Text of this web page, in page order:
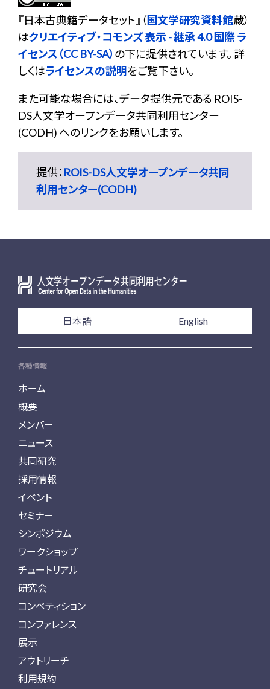
『日本古典籍データセット 』（国文学研究資料館蔵）
はクリエイティブ・コモンズ 表示 - 継承 4.0 国際 ラ
イセンス（CC BY-SA） の下に提供されています。 詳
しくはライセンスの説明をご覧下さい。
また可能な場合には、データ提供元である ROIS-
DS人文学オープンデータ共同利用センター
(CODH) へのリンクをお願いします。
提供： ROIS-DS人文学オープンデータ共同
利用センター(CODH)
日本語 English
各種情報
ホーム
概要
メンバー
ニュース
共同研究
採用情報
イベント
セミナー
シンポジウム
ワークショップ
チュートリアル
研究会
コンペティション
コンファレンス
展示
アウトリーチ
利用規約